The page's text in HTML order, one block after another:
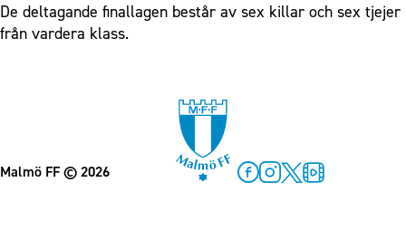
De deltagande finallagen består av sex killar och sex tjejer
från vardera klass.
Malmö FF© 2026